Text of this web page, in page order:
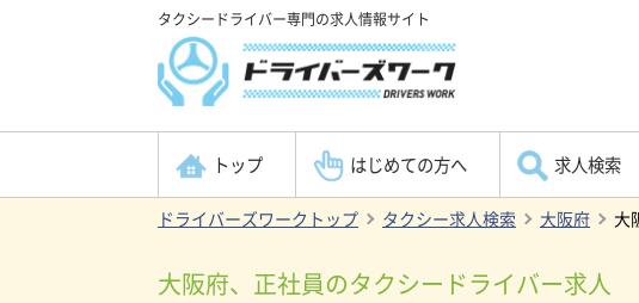
タクシードライバー専門の求人情報サイト
トップ はじめての方へ 求人検索
ドライバーズワークトップ タクシー求人検索 大阪府 大
大阪府、正社員のタクシードライバー求人